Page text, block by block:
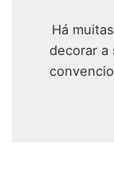
Há muitas
decorar a